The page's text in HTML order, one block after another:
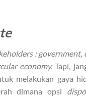
:
economy.Tapi,
melakukan gaya
dimana opsi